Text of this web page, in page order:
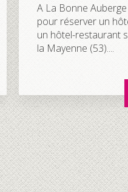
A La Bonne
pour réserver un
un hôtel-restaurant
la Mayenne (53)....